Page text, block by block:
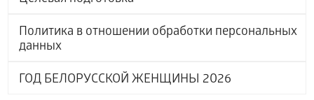
Политика в отношении обработки персональных
данных
ГОД БЕЛОРУССКОЙ ЖЕНЩИНЫ 2026